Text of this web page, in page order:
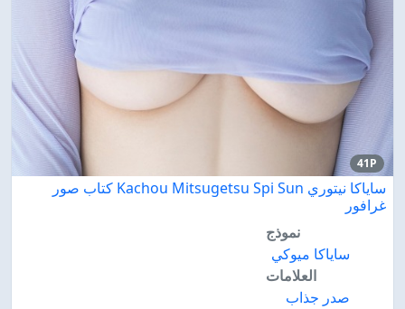
41P
ساياكا نيتوري Kachou Mitsugetsu Spi Sun كتاب صور
غرافور
نموذج
ساياكا ميوكي
العلامات
صدر جذاب